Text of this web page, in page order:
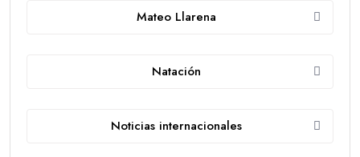
Mateo Llarena
Natación
Noticias internacionales